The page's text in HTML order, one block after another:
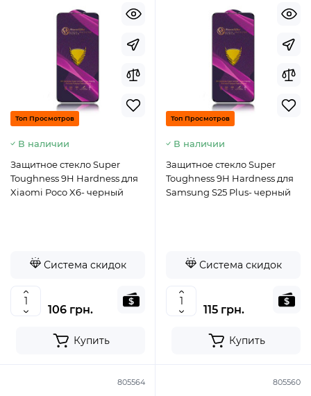
Топ Просмотров
В наличии
Защитное стекло Super
Toughness 9H Hardness для
Xiaomi Poco X6- черный
Система скидок
106 грн.
Купить
Топ Просмотров
В наличии
Защитное стекло Super
Toughness 9H Hardness для
Samsung S25 Plus- черный
Система скидок
115 грн.
Купить
805564 805560